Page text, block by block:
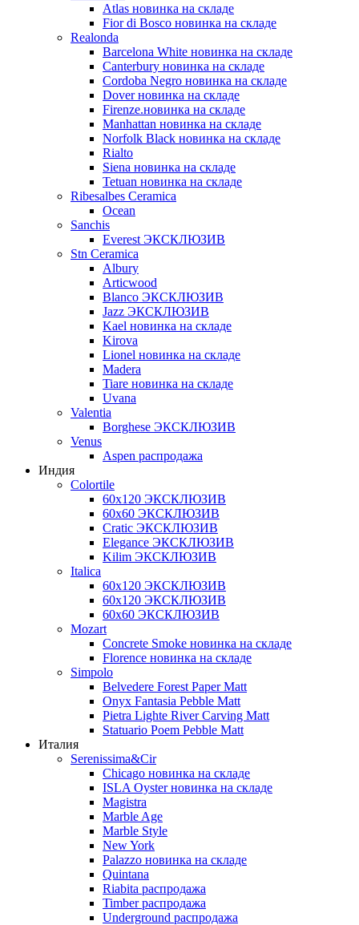
Atlas новинка на складе
Fior di Bosco новинка на складе
Realonda
Barсelona White новинка на складе
Canterbury новинка на складе
Cordoba Negro новинка на складе
Dover новинка на складе
Firenze.новинка на складе
Manhattan новинка на складе
Norfolk Black новинка на складе
Rialto
Siena новинка на складе
Tetuan новинка на складе
Ribesalbes Ceramica
Ocean
Sanchis
Everest ЭКСКЛЮЗИВ
Stn Ceramica
Albury
Articwood
Blanco ЭКСКЛЮЗИВ
Jazz ЭКСКЛЮЗИВ
Kael новинка на складе
Kirova
Lionel новинка на складе
Madera
Tiare новинка на складе
Uvana
Valentia
Borghese ЭКСКЛЮЗИВ
Venus
Aspen распродажа
Индия
Colortile
60х120 ЭКСКЛЮЗИВ
60х60 ЭКСКЛЮЗИВ
Cratic ЭКСКЛЮЗИВ
Elegance ЭКСКЛЮЗИВ
Kilim ЭКСКЛЮЗИВ
Italica
60х120 ЭКСКЛЮЗИВ
60х120 ЭКСКЛЮЗИВ
60х60 ЭКСКЛЮЗИВ
Mozart
Concrete Smoke новинка на складе
Florence новинка на складе
Simpolo
Belvedere Forest Paper Matt
Onyx Fantasia Pebble Matt
Pietra Lighte River Carving Matt
Statuario Poem Pebble Matt
Италия
Serenissima&Cir
Chicago новинка на складе
ISLA Oyster новинка на складе
Magistra
Marble Age
Marble Style
New York
Palazzo новинка на складе
Quintana
Riabita распродажа
Timber распродажа
Underground распродажа